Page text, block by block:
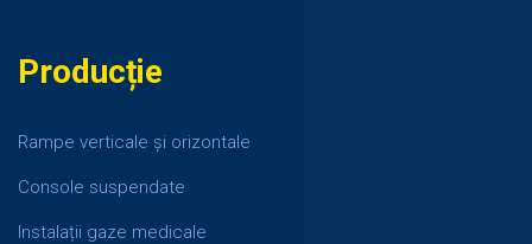
Producție
Rampe verticale și orizontale
Console suspendate
Instalații gaze medicale